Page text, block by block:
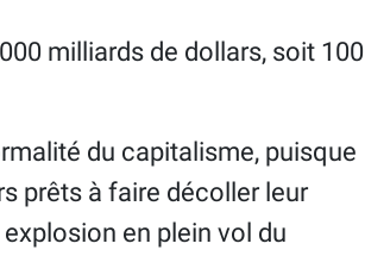
milliards de dollars, soit 100
du capitalisme, puisque
prêts à faire décoller leur
en plein vol du